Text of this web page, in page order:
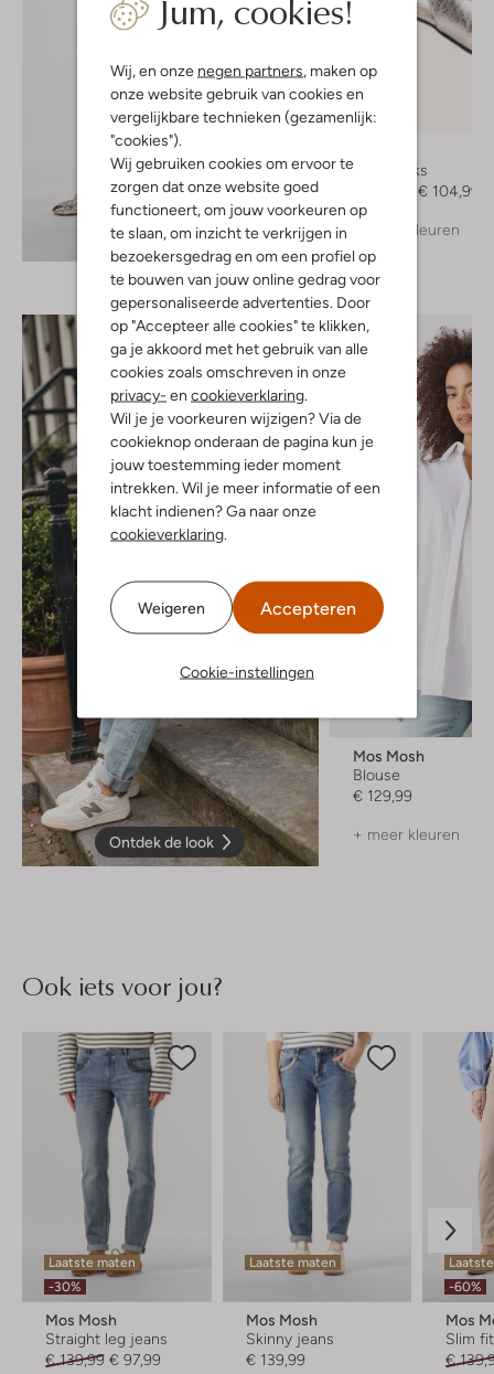
Jum, cookies!
Wij, en onze negen partners, maken op
onze website gebruik van cookies en
vergelijkbare technieken (gezamenlijk:
"cookies").
Wij gebruiken cookies om ervoor te
zorgen dat onze website goed
functioneert, om jouw voorkeuren op
te slaan, om inzicht te verkrijgen in
bezoekersgedrag en om een profiel op
te bouwen van jouw online gedrag voor
gepersonaliseerde advertenties. Door
op "Accepteer alle cookies" te klikken,
ga je akkoord met het gebruik van alle
cookies zoals omschreven in onze
privacy- en cookieverklaring.
Wil je je voorkeuren wijzigen? Via de
cookieknop onderaan de pagina kun je
jouw toestemming ieder moment
intrekken. Wil je meer informatie of een
klacht indienen? Ga naar onze
cookieverklaring.
Weigeren Accepteren
Cookie-instellingen
Ontdek de look
-30%
Slingbacks
€ 104,99
+ meer kleuren
Ontdek de look
Mos Mosh
Blouse
€ 129,99
+ meer kleuren
Ook iets voor jou?
Laatste maten
-30%
Mos Mosh
Straight leg jeans
€ 139,99 € 97,99
Laatste maten
Mos Mosh
Skinny jeans
€ 139,99
-60%
Mos
Slim
€